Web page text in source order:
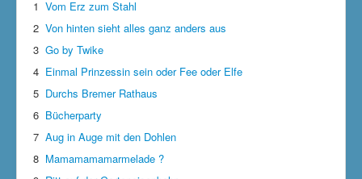
1 Vom Erz zum Stahl
2 Von hinten sieht alles ganz anders aus
3 Go by Twike
4 Einmal Prinzessin sein oder Fee oder Elfe
5 Durchs Bremer Rathaus
6 Bücherparty
7 Aug in Auge mit den Dohlen
8 Mamamamamarmelade ?